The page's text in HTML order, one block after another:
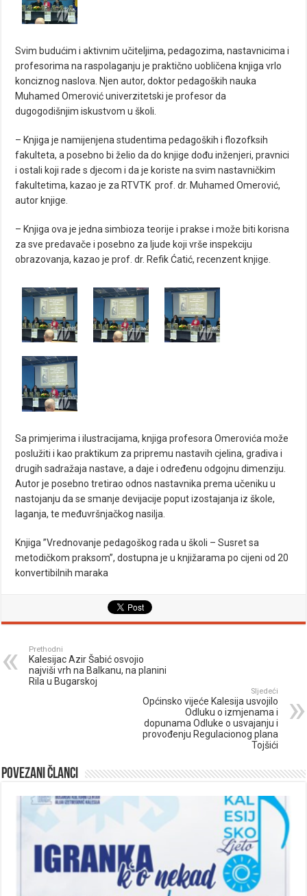
Svim budućim i aktivnim učiteljima, pedagozima, nastavnicima i
profesorima na raspolaganju je praktično uobličena knjiga vrlo
konciznog naslova. Njen autor, doktor pedagoških nauka
Muhamed Omerović univerzitetski je profesor da
dugogodišnjim iskustvom u školi.
– Knjiga je namijenjena studentima pedagoških i flozofksih
fakulteta, a posebno bi želio da do knjige dođu inženjeri, pravnici
i ostali koji rade s djecom i da je koriste na svim nastavničkim
fakultetima, kazao je za RTVTK prof. dr. Muhamed Omerović,
autor knjige.
– Knjiga ova je jedna simbioza teorije i prakse i može biti korisna
za sve predavače i posebno za ljude koji vrše inspekciju
obrazovanja, kazao je prof. dr. Refik Ćatić, recenzent knjige.
Sa primjerima i ilustracijama, knjiga profesora Omerovića može
poslužiti i kao praktikum za pripremu nastavih cjelina, gradiva i
drugih sadražaja nastave, a daje i određenu odgojnu dimenziju.
Autor je posebno tretirao odnos nastavnika prema učeniku u
nastojanju da se smanje devijacije poput izostajanja iz škole,
laganja, te međuvršnjačkog nasilja.
Knjiga ”Vrednovanje pedagoškog rada u školi – Susret sa
metodičkom praksom”, dostupna je u knjižarama po cijeni od 20
konvertibilnih maraka
Prethodni
Kalesijac Azir Šabić osvojio
najviši vrh na Balkanu, na planini
Rila u Bugarskoj
Sljedeći
Općinsko vijeće Kalesija usvojilo
Odluku o izmjenama i
dopunama Odluke o usvajanju i
provođenju Regulacionog plana
Tojšići
Povezani članci